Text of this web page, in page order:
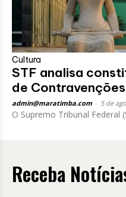
Cultura
STF analisa
de Contravenções
admin@maratimba.com 5 de
O Supremo Tribunal Federal
Receba